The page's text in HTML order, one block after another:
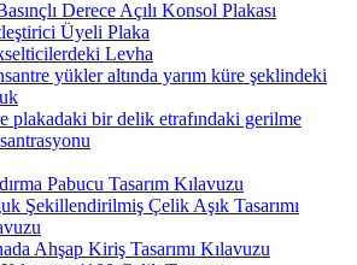
Derece Açılı Konsol Plakası
Üyeli Plaka
Levha
yükler altında yarım küre şeklindeki
plakadaki bir delik etrafındaki gerilme
Pabucu Tasarım Kılavuzu
Şekillendirilmiş Çelik Aşık Tasarımı
Ahşap Kiriş Tasarımı Kılavuzu